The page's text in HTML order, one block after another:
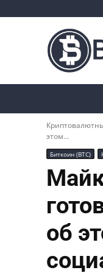
этом...
Биткоин (BTC)
об